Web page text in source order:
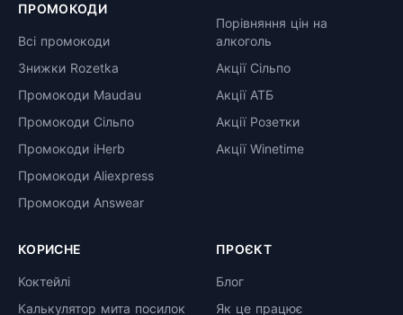
ПРОМОКОДИ
Всі промокоди
Знижки Rozetka
Промокоди Maudau
Промокоди Сільпо
Промокоди iHerb
Промокоди Aliexpress
Промокоди Answear
Порівняння цін на
алкоголь
Акції Сільпо
Акції АТБ
Акції Розетки
Акції Winetime
КОРИСНЕ
Коктейлі
Калькулятор мита посилок
ПРОЄКТ
Блог
Як це працює